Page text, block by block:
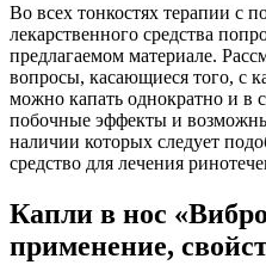
Во всех тонкостях терапии с
лекарственного средства
предлагаемом материале.
вопросы, касающиеся того, с
можно капать однократно и в
побочные эффекты и
наличии которых следует
средство для лечения
Капли в нос
применение,